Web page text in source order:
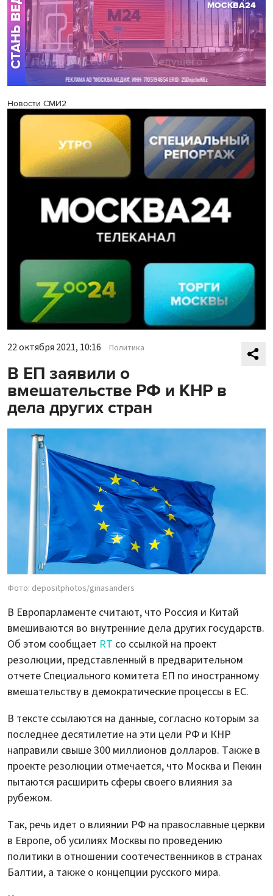
Новости СМИ2
22 октября 2021, 10:16 Политика
В ЕП заявили о
вмешательстве РФ и КНР в
дела других стран
Фото: depositphotos/ginasanders
В Европарламенте считают, что Россия и Китай
вмешиваются во внутренние дела других государств.
Об этом сообщает RT со ссылкой на проект
резолюции, представленный в предварительном
отчете Специального комитета ЕП по иностранному
вмешательству в демократические процессы в ЕС.
В тексте ссылаются на данные, согласно которым за
последнее десятилетие на эти цели РФ и КНР
направили свыше 300 миллионов долларов. Также в
проекте резолюции отмечается, что Москва и Пекин
пытаются расширить сферы своего влияния за
рубежом.
Так, речь идет о влиянии РФ на православные церкви
в Европе, об усилиях Москвы по проведению
политики в отношении соотечественников в странах
Балтии, а также о концепции русского мира.